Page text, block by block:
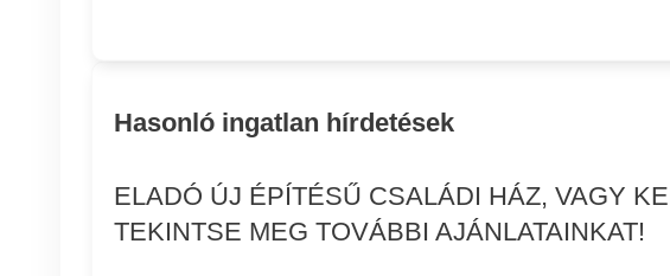
Hasonló ingatlan hírdetések
ELADÓ ÚJ ÉPÍTÉSŰ CSALÁDI HÁZ, VAGY
TEKINTSE MEG TOVÁBBI AJÁNLATAINKAT!